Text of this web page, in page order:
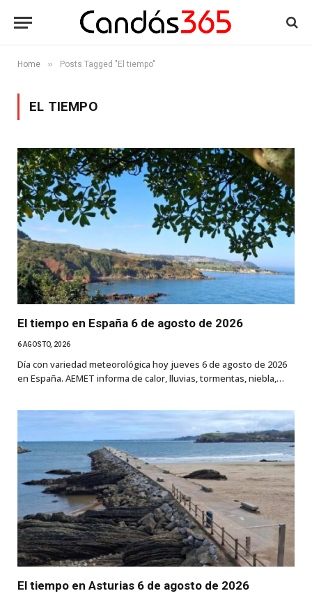
Home » Posts Tagged "El tiempo"
EL TIEMPO
El tiempo en España 6 de agosto de 2026
6 AGOSTO, 2026
Día con variedad meteorológica hoy jueves 6 de agosto de 2026
en España. AEMET informa de calor, lluvias, tormentas, niebla,…
El tiempo en Asturias 6 de agosto de 2026